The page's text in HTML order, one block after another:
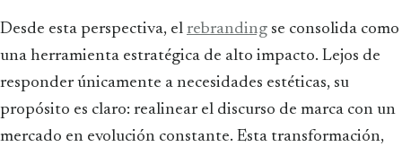
Desde esta perspectiva, el rebranding se consolida como
una herramienta estratégica de alto impacto. Lejos de
responder únicamente a necesidades estéticas, su
propósito es claro: realinear el discurso de marca con un
mercado en evolución constante. Esta transformación,